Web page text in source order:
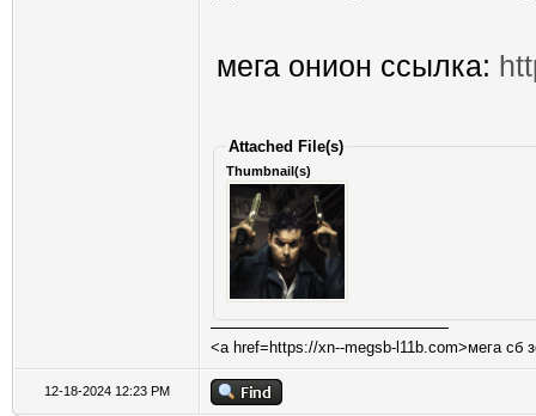
мега онион ссылка:
Attached File(s)
Thumbnail(s)
<a href=https://xn--megsb-l11b.com>мега сб
12-18-2024 12:23 PM